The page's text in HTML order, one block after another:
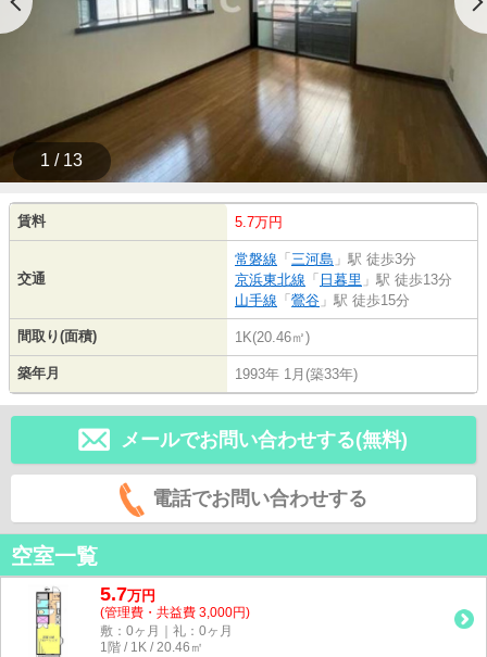
1 / 13
賃料 5.7万円
交通
常磐線 「 三河島 」駅 徒歩3分
京浜東北線 「 日暮里 」駅 徒歩13分
山手線 「 鶯谷 」駅 徒歩15分
間取り(面積) 1K(20.46㎡)
築年月 1993年 1月(築33年)
メールでお問い合わせする(無料)
電話でお問い合わせする
空室一覧
5.7万円
(管理費・共益費 3,000円)
敷：0ヶ月｜礼：0ヶ月
1階 / 1K / 20.46㎡